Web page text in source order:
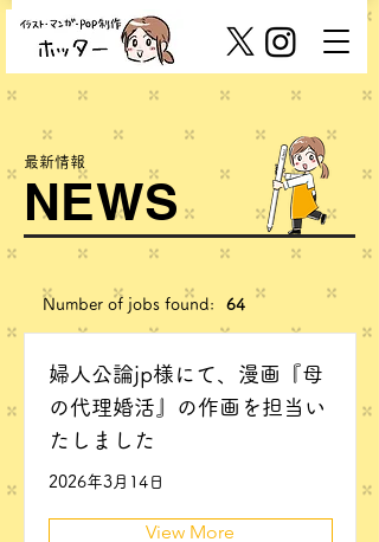
NEWS
最新情報
Number of jobs found: 64
婦人公論jp様にて、漫画『母
の代理婚活』の作画を担当い
たしました
2026年3月14日
View More